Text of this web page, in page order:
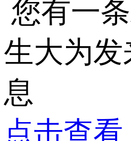
您有一
生大为发
息
点击查看